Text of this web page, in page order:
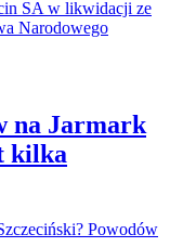
na Jarmark
kilka